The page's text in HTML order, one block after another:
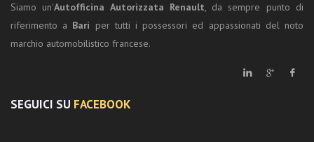
Siamo un'Autofficina Autorizzata Renault, da sempre punto di
riferimento a Bari per tutti i possessori ed appassionati del noto
marchio automobilistico francese.
SEGUICI SU FACEBOOK